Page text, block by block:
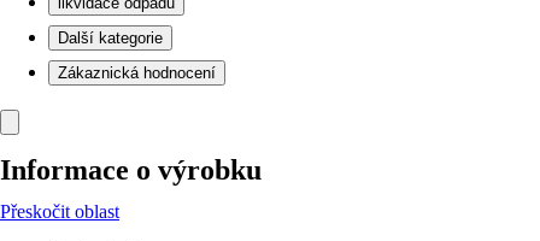
Další kategorie
Zákaznická hodnocení
Informace o výrobku
Přeskočit oblast